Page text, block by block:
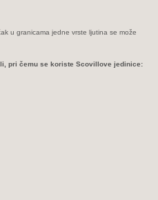
u granicama jedne vrste ljutina se može
pri čemu se koriste Scovillove jedinice: